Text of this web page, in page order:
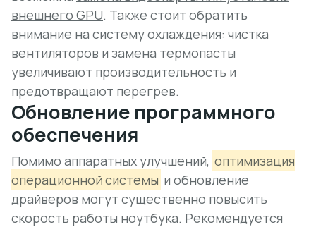
внешнего GPU. Также стоит обратить
внимание на систему охлаждения: чистка
вентиляторов и замена термопасты
увеличивают производительность и
предотвращают перегрев.
Обновление программного
обеспечения
Помимо аппаратных улучшений, оптимизация
операционной системы и обновление
драйверов могут существенно повысить
скорость работы ноутбука. Рекомендуется